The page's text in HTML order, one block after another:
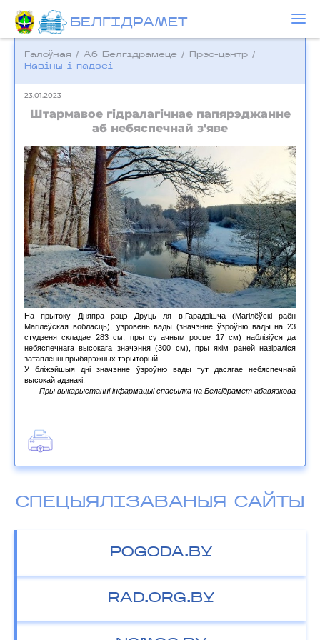
БЕЛГIДРAМЕТ
Галоўная / Аб Белгідрамеце / Прэс-цэнтр /
Навіны і падзеі
23.01.2023
Штармавое гідралагічнае папярэджанне
аб небяспечнай з'яве
На прытоку Дняпра рацэ Друць ля в.Гарадзішча (Магілёўскі раён
Магілёўская вобласць), узровень вады (значэнне ўзроўню вады на 23
студзеня складае 283 см, пры сутачным росце 17 см) наблізіўся да
небяспечнага высокага значэння (300 см), пры якім раней назіраліся
затапленні прыбярэжных тэрыторый.
У бліжэйшыя дні значэнне ўзроўню вады тут дасягае небяспечнай
высокай адзнакі.
Пры выкарыстанні інфармацыі спасылка на Белгідрамет абавязкова
СПЕЦЫЯЛІЗАВАНЫЯ САЙТЫ
POGODA.BY
RAD.ORG.BY